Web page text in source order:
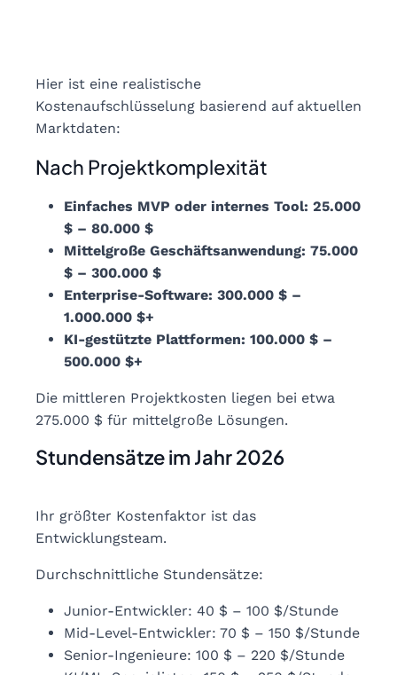
Hier ist eine realistische
Kostenaufschlüsselung basierend auf aktuellen
Marktdaten:
Nach Projektkomplexität
Einfaches MVP oder internes Tool: 25.000
$ – 80.000 $
Mittelgroße Geschäftsanwendung: 75.000
$ – 300.000 $
Enterprise-Software: 300.000 $ –
1.000.000 $+
KI-gestützte Plattformen: 100.000 $ –
500.000 $+
Die mittleren Projektkosten liegen bei etwa
275.000 $ für mittelgroße Lösungen.
Stundensätze im Jahr 2026
Ihr größter Kostenfaktor ist das
Entwicklungsteam.
Durchschnittliche Stundensätze:
Junior-Entwickler: 40 $ – 100 $/Stunde
Mid-Level-Entwickler: 70 $ – 150 $/Stunde
Senior-Ingenieure: 100 $ – 220 $/Stunde